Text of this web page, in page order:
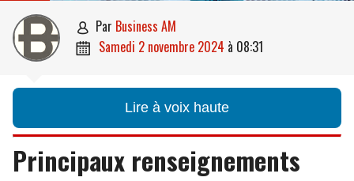
 par Business AM
 samedi 2 novembre 2024 à 08:31
Lire à voix haute
Principaux renseignements